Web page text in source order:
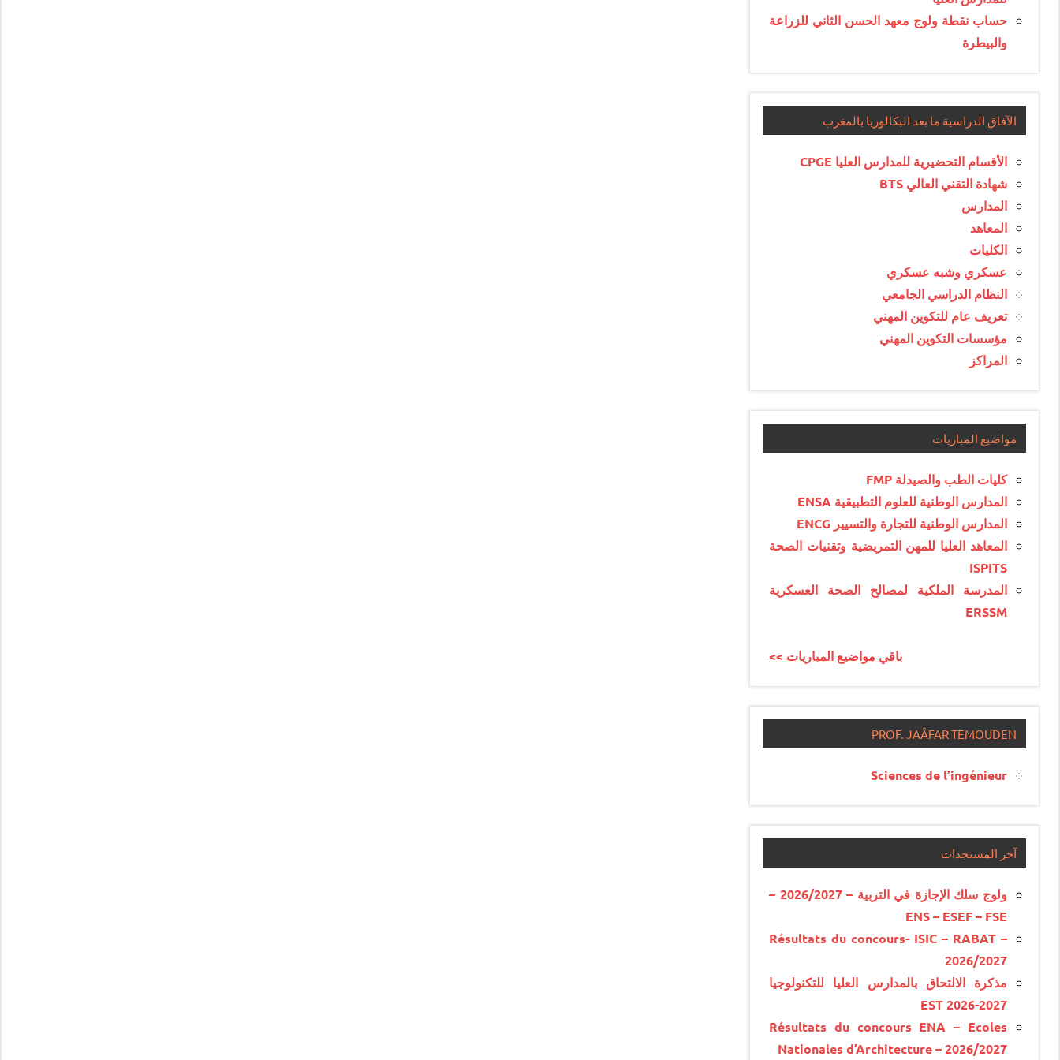
حساب نقطة ولوج معهد الحسن الثاني للزراعة
والبيطرة
الآفاق الدراسية ما بعد البكالوريا بالمغرب
الأقسام التحضيرية للمدارس العليا CPGE
شهادة التقني العالي BTS
المدارس
المعاهد
الكليات
عسكري وشبه عسكري
النظام الدراسي الجامعي
تعريف عام للتكوين المهني
مؤسسات التكوين المهني
المراكز
مواضيع المباريات
كليات الطب والصيدلة FMP
المدارس الوطنية للعلوم التطبيقية ENSA
المدارس الوطنية للتجارة والتسيير ENCG
المعاهد العليا للمهن التمريضية وتقنيات الصحة
ISPITS
المدرسة الملكية لمصالح الصحة العسكرية
ERSSM
<< باقي مواضيع المباريات
PROF. JAÂFAR TEMOUDEN
Sciences de l’ingénieur
آخر المستجدات
ولوج سلك الإجازة في التربية – 2026/2027 –
ENS – ESEF – FSE
Résultats du concours- ISIC – RABAT –
2026/2027
مذكرة الالتحاق بالمدارس العليا للتكنولوجيا
EST 2026-2027
Résultats du concours ENA – Ecoles
Nationales d’Architecture – 2026/2027